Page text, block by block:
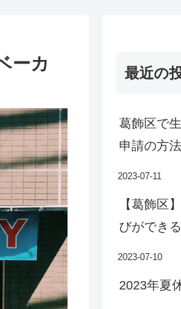
ーカ
最近の
葛飾区で
申請の方法
2023-07-11
【葛飾区
びができ
2023-07-10
2023年夏